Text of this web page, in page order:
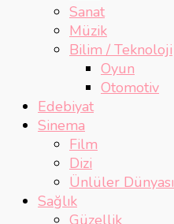
Sanat
Müzik
Bilim / Teknoloji
Oyun
Otomotiv
Edebiyat
Sinema
Film
Dizi
Ünlüler Dünyası
Sağlık
Güzellik